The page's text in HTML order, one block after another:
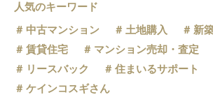
人気のキーワード
中古マンション
土地購入
新
賃貸住宅
マンション売却・査定
リースバック
住まいるサポート
ケインコスギさん